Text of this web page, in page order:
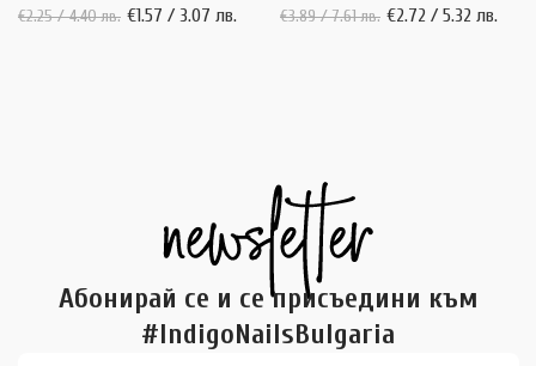
€2.25/ 4.40 лв. €1.57 / 3.07 лв. €3.89/ 7.61 лв. €2.72 / 5.32 лв.
Абонирай се и се присъедини към
#IndigoNailsBulgaria